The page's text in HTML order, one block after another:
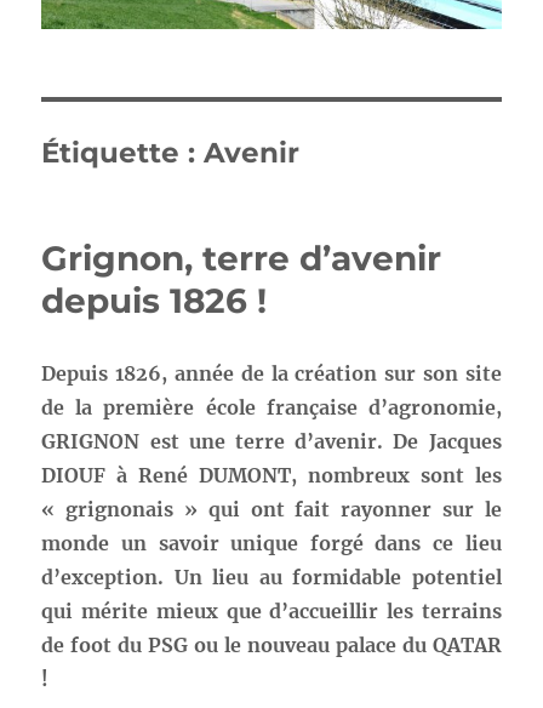
Étiquette :Avenir
Grignon, terre d’avenir
depuis 1826 !
Depuis 1826, année de la création sur son site
de la première école française d’agronomie,
GRIGNON est une terre d’avenir. De Jacques
DIOUF à René DUMONT, nombreux sont les
« grignonais » qui ont fait rayonner sur le
monde un savoir unique forgé dans ce lieu
d’exception. Un lieu au formidable potentiel
qui mérite mieux que d’accueillir les terrains
de foot du PSG ou le nouveau palace du QATAR
!